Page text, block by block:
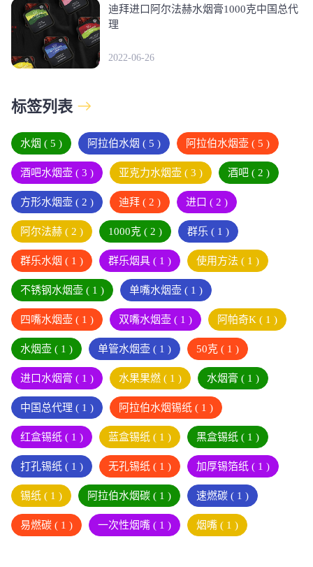
迪拜进口阿尔法赫水烟膏1000克中国总代
理
2022-06-26
标签列表
水烟 ( 5 ) 阿拉伯水烟 ( 5 ) 阿拉伯水烟壶 ( 5 )
酒吧水烟壶 ( 3 ) 亚克力水烟壶 ( 3 ) 酒吧 ( 2 )
方形水烟壶 ( 2 ) 迪拜 ( 2 ) 进口 ( 2 )
阿尔法赫 ( 2 ) 1000克 ( 2 ) 群乐 ( 1 )
群乐水烟 ( 1 ) 群乐烟具 ( 1 ) 使用方法 ( 1 )
不锈钢水烟壶 ( 1 ) 单嘴水烟壶 ( 1 )
四嘴水烟壶 ( 1 ) 双嘴水烟壶 ( 1 ) 阿帕奇K ( 1 )
水烟壶 ( 1 ) 单管水烟壶 ( 1 ) 50克 ( 1 )
进口水烟膏 ( 1 ) 水果果燃 ( 1 ) 水烟膏 ( 1 )
中国总代理 ( 1 ) 阿拉伯水烟锡纸 ( 1 )
红盒锡纸 ( 1 ) 蓝盒锡纸 ( 1 ) 黑盒锡纸 ( 1 )
打孔锡纸 ( 1 ) 无孔锡纸 ( 1 ) 加厚锡箔纸 ( 1 )
锡纸 ( 1 ) 阿拉伯水烟碳 ( 1 ) 速燃碳 ( 1 )
易燃碳 ( 1 ) 一次性烟嘴 ( 1 ) 烟嘴 ( 1 )